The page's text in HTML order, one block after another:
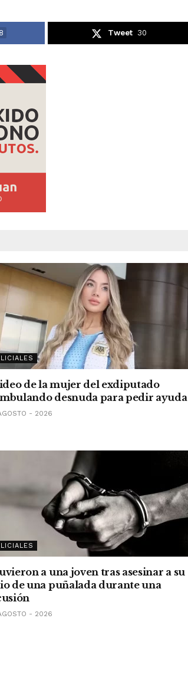
Tweet 30
de la mujer del exdiputado
desnuda para pedir ayuda
- 2026
a una joven tras asesinar a su
de una puñalada durante una
- 2026